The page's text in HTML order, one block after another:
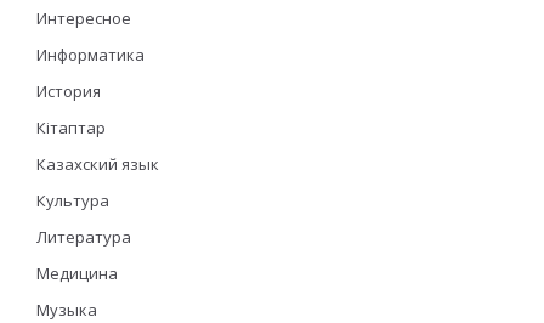
Интересное
Информатика
История
Кітаптар
Казахский язык
Культура
Литература
Медицина
Музыка